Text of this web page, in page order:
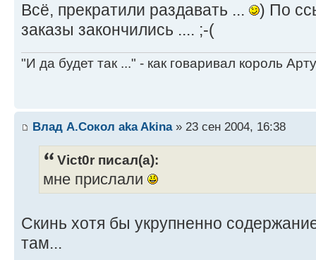
Всё, прекратили раздавать ...
) По
заказы закончились .... ;-(
"И да будет так ..." - как говаривал король
Влад А.Сокол aka Akina» 23 сен 2004, 16:38
Vict0r писал(а):
мне прислали
Скинь хотя бы укрупненно
там...